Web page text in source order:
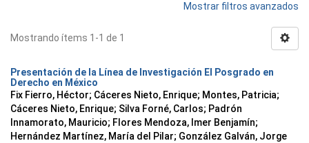
Mostrar filtros avanzados
Mostrando ítems 1-1 de 1
Presentación de la Línea de Investigación El Posgrado en
Derecho en México
Fix Fierro, Héctor; Cáceres Nieto, Enrique; Montes, Patricia;
Cáceres Nieto, Enrique; Silva Forné, Carlos; Padrón
Innamorato, Mauricio; Flores Mendoza, Imer Benjamín;
Hernández Martínez, María del Pilar; González Galván, Jorge